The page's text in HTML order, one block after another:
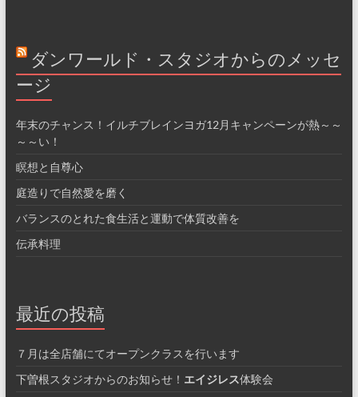
ダンワールド・スタジオからのメッセ
ージ
年末のチャンス！イルチブレインヨガ12月キャンペーンが熱～～
～～い！
瞑想と自尊心
庭造りで自然愛を磨く
バランスのとれた食生活と運動で体質改善を
伝承料理
最近の投稿
７月は全店舗にてオープンクラスを行います
下曽根スタジオからのお知らせ！ エイジレス体験会